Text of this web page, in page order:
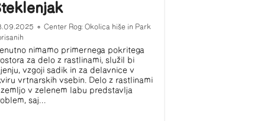
• Center Rog: Okolica hiše in Park
nimamo primernega pokritega
za delo z rastlinami, služil bi
vzgoji sadik in za delavnice v
vrtnarskih vsebin. Delo z rastlinami
zemljo v zelenem labu predstavlja
saj...